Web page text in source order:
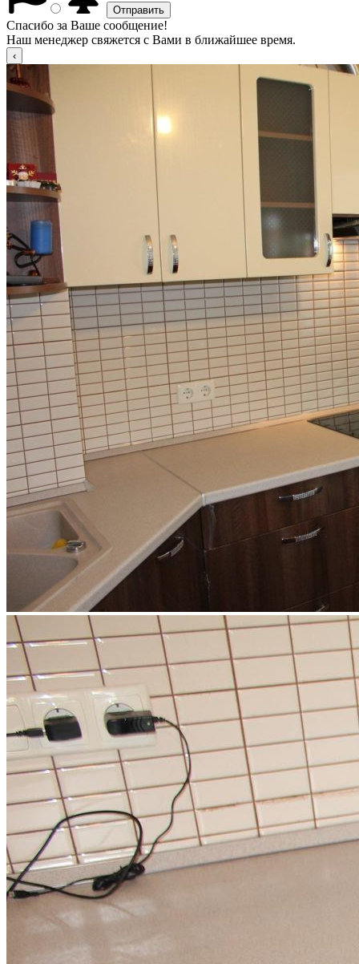
Спасибо за Ваше сообщение!
Наш менеджер свяжется с Вами в ближайшее время.